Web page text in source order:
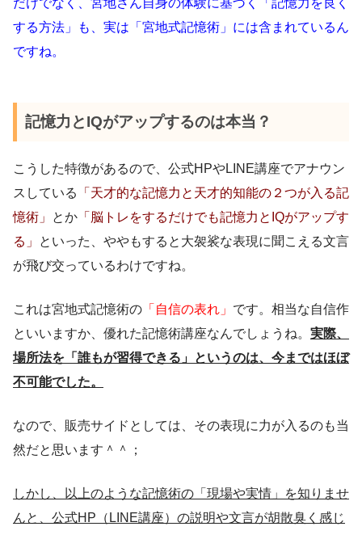
だけでなく、宮地さん自身の体験に基づく「記憶力を良く
する方法」も、実は「宮地式記憶術」には含まれているん
ですね。
記憶力とIQがアップするのは本当？
こうした特徴があるので、公式HPやLINE講座でアナウン
スしている
「天才的な記憶力と天才的知能の２つが入る記
憶術」
とか 「脳トレをするだけでも記憶力とIQがアップす
る」
といった、ややもすると大袈裟な表現に聞こえる文言
が飛び交っているわけですね。
これは宮地式記憶術の 「自信の表れ」 です。相当な自信作
といいますか、優れた記憶術講座なんでしょうね。 実際、
場所法を「誰もが習得できる」というのは、今まではほぼ
不可能でした。
なので、販売サイドとしては、その表現に力が入るのも当
然だと思います＾＾；
しかし、以上のような記憶術の「現場や実情」を知りませ
んと、公式HP（LINE講座）の説明や文言が胡散臭く感じ